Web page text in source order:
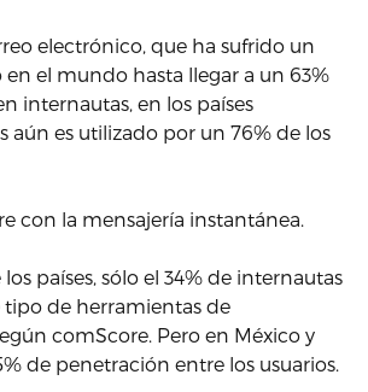
electrónico, que ha sufrido un
en el mundo hasta llegar a un 63%
internautas, en los países
aún es utilizado por un 76% de los
con la mensajería instantánea.
países, sólo el 34% de internautas
tipo de herramientas de
comScore. Pero en México y
de penetración entre los usuarios.